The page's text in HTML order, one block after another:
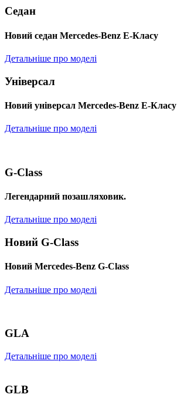
Седан
Новий седан Mercedes-Benz Е-Класу
Детальніше про моделі
Універсал
Новий універсал Mercedes-Benz E-Класу
Детальніше про моделі
G-Class
Легендарний позашляховик.
Детальніше про моделі
Новий G-Class
Новий Mercedes-Benz G-Class
Детальніше про моделі
GLA
Детальніше про моделі
GLB